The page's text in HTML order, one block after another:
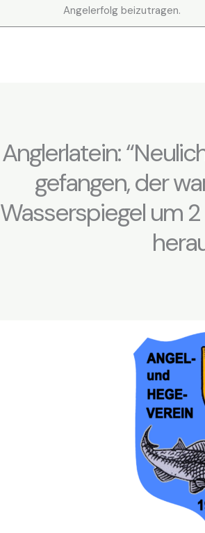
Angelerfolg beizutragen.
Anglerlatein:
gefangen, der
Wasserspiegel um